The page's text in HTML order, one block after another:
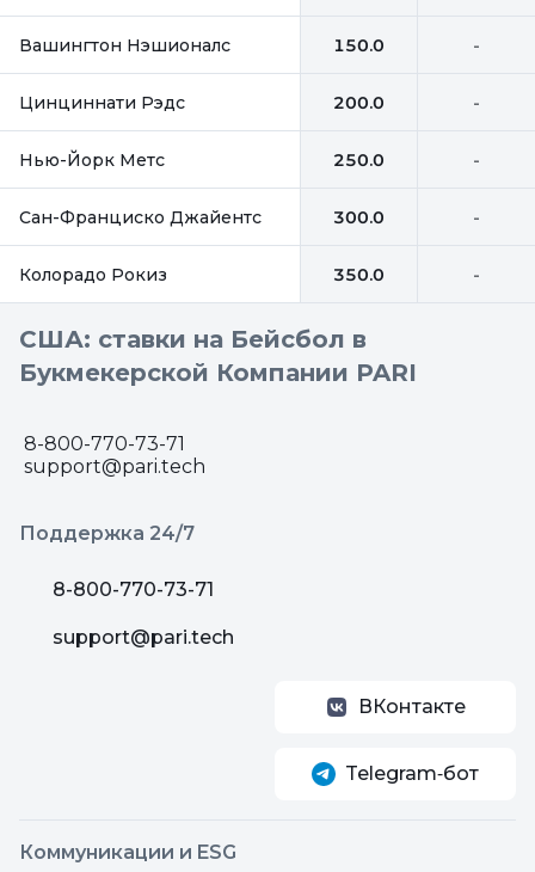
Вашингтон Нэшионалс 150.0 -
Цинциннати Рэдс 200.0 -
Нью-Йорк Метс 250.0 -
Сан-Франциско Джайентс 300.0 -
Колорадо Рокиз 350.0 -
США: ставки на Бейсбол в
Букмекерской Компании PARI
8-800-770-73-71
support@pari.tech
Поддержка 24/7
8-800-770-73-71
support@pari.tech
ВКонтакте
Telegram‑бот
Коммуникации и ESG